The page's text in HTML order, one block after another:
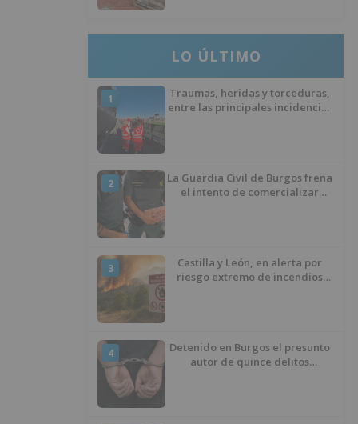
LO ÚLTIMO
1
Traumas, heridas y torceduras,
entre las principales incidencias
2
La Guardia Civil de Burgos frena
el intento de comercializar
3
Castilla y León, en alerta por
riesgo extremo de incendios
4
Detenido en Burgos el presunto
autor de quince delitos